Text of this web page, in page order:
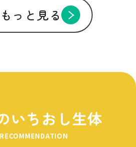
もっと見る
いちおし生体
RECOMMENDATION